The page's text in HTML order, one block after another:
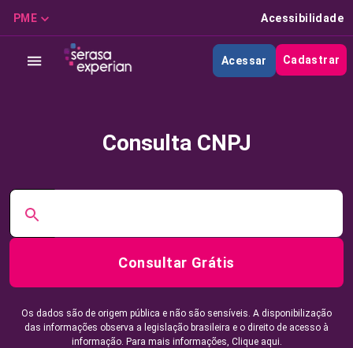
PME Acessibilidade
Acessar Cadastrar
Consulta CNPJ
Consultar Grátis
Os dados são de origem pública e não são sensíveis. A disponibilização
das informações observa a legislação brasileira e o direito de acesso à
informação. Para mais informações, Clique aqui.